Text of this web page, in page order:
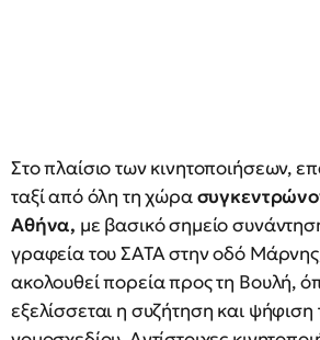
Στο πλαίσιο των κινητοποιήσεων,
ταξί από όλη τη χώρα
Αθήνα, με βασικό σημείο
γραφεία του ΣΑΤΑ στην οδό
ακολουθεί πορεία προς τη Βουλή,
εξελίσσεται η συζήτηση και ψήφιση